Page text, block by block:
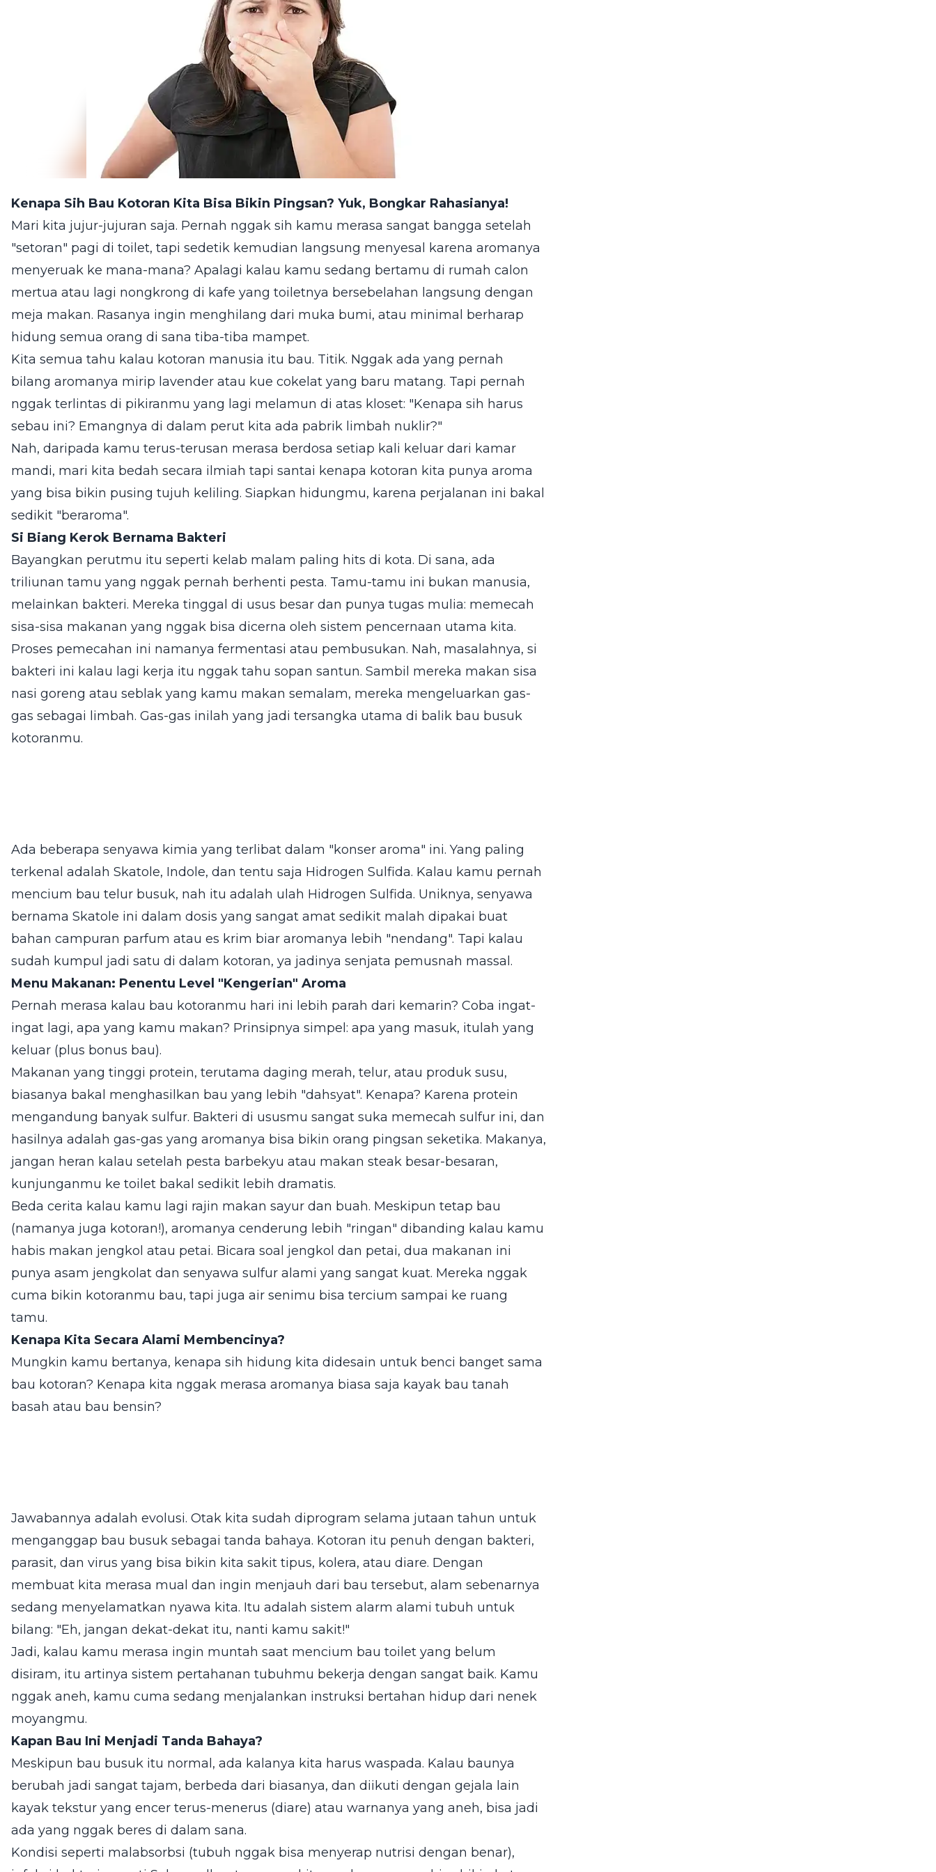
Kenapa Sih Bau Kotoran Kita Bisa Bikin Pingsan? Yuk, Bongkar Rahasianya!
Mari kita jujur-jujuran saja. Pernah nggak sih kamu merasa sangat bangga setelah
"setoran" pagi di toilet, tapi sedetik kemudian langsung menyesal karena aromanya
menyeruak ke mana-mana? Apalagi kalau kamu sedang bertamu di rumah calon
mertua atau lagi nongkrong di kafe yang toiletnya bersebelahan langsung dengan
meja makan. Rasanya ingin menghilang dari muka bumi, atau minimal berharap
hidung semua orang di sana tiba-tiba mampet.
Kita semua tahu kalau kotoran manusia itu bau. Titik. Nggak ada yang pernah
bilang aromanya mirip lavender atau kue cokelat yang baru matang. Tapi pernah
nggak terlintas di pikiranmu yang lagi melamun di atas kloset: "Kenapa sih harus
sebau ini? Emangnya di dalam perut kita ada pabrik limbah nuklir?"
Nah, daripada kamu terus-terusan merasa berdosa setiap kali keluar dari kamar
mandi, mari kita bedah secara ilmiah tapi santai kenapa kotoran kita punya aroma
yang bisa bikin pusing tujuh keliling. Siapkan hidungmu, karena perjalanan ini bakal
sedikit "beraroma".
Si Biang Kerok Bernama Bakteri
Bayangkan perutmu itu seperti kelab malam paling hits di kota. Di sana, ada
triliunan tamu yang nggak pernah berhenti pesta. Tamu-tamu ini bukan manusia,
melainkan bakteri. Mereka tinggal di usus besar dan punya tugas mulia: memecah
sisa-sisa makanan yang nggak bisa dicerna oleh sistem pencernaan utama kita.
Proses pemecahan ini namanya fermentasi atau pembusukan. Nah, masalahnya, si
bakteri ini kalau lagi kerja itu nggak tahu sopan santun. Sambil mereka makan sisa
nasi goreng atau seblak yang kamu makan semalam, mereka mengeluarkan gas-
gas sebagai limbah. Gas-gas inilah yang jadi tersangka utama di balik bau busuk
kotoranmu.
Ada beberapa senyawa kimia yang terlibat dalam "konser aroma" ini. Yang paling
terkenal adalah Skatole, Indole, dan tentu saja Hidrogen Sulfida. Kalau kamu pernah
mencium bau telur busuk, nah itu adalah ulah Hidrogen Sulfida. Uniknya, senyawa
bernama Skatole ini dalam dosis yang sangat amat sedikit malah dipakai buat
bahan campuran parfum atau es krim biar aromanya lebih "nendang". Tapi kalau
sudah kumpul jadi satu di dalam kotoran, ya jadinya senjata pemusnah massal.
Menu Makanan: Penentu Level "Kengerian" Aroma
Pernah merasa kalau bau kotoranmu hari ini lebih parah dari kemarin? Coba ingat-
ingat lagi, apa yang kamu makan? Prinsipnya simpel: apa yang masuk, itulah yang
keluar (plus bonus bau).
Makanan yang tinggi protein, terutama daging merah, telur, atau produk susu,
biasanya bakal menghasilkan bau yang lebih "dahsyat". Kenapa? Karena protein
mengandung banyak sulfur. Bakteri di ususmu sangat suka memecah sulfur ini, dan
hasilnya adalah gas-gas yang aromanya bisa bikin orang pingsan seketika. Makanya,
jangan heran kalau setelah pesta barbekyu atau makan steak besar-besaran,
kunjunganmu ke toilet bakal sedikit lebih dramatis.
Beda cerita kalau kamu lagi rajin makan sayur dan buah. Meskipun tetap bau
(namanya juga kotoran!), aromanya cenderung lebih "ringan" dibanding kalau kamu
habis makan jengkol atau petai. Bicara soal jengkol dan petai, dua makanan ini
punya asam jengkolat dan senyawa sulfur alami yang sangat kuat. Mereka nggak
cuma bikin kotoranmu bau, tapi juga air senimu bisa tercium sampai ke ruang
tamu.
Kenapa Kita Secara Alami Membencinya?
Mungkin kamu bertanya, kenapa sih hidung kita didesain untuk benci banget sama
bau kotoran? Kenapa kita nggak merasa aromanya biasa saja kayak bau tanah
basah atau bau bensin?
Jawabannya adalah evolusi. Otak kita sudah diprogram selama jutaan tahun untuk
menganggap bau busuk sebagai tanda bahaya. Kotoran itu penuh dengan bakteri,
parasit, dan virus yang bisa bikin kita sakit tipus, kolera, atau diare. Dengan
membuat kita merasa mual dan ingin menjauh dari bau tersebut, alam sebenarnya
sedang menyelamatkan nyawa kita. Itu adalah sistem alarm alami tubuh untuk
bilang: "Eh, jangan dekat-dekat itu, nanti kamu sakit!"
Jadi, kalau kamu merasa ingin muntah saat mencium bau toilet yang belum
disiram, itu artinya sistem pertahanan tubuhmu bekerja dengan sangat baik. Kamu
nggak aneh, kamu cuma sedang menjalankan instruksi bertahan hidup dari nenek
moyangmu.
Kapan Bau Ini Menjadi Tanda Bahaya?
Meskipun bau busuk itu normal, ada kalanya kita harus waspada. Kalau baunya
berubah jadi sangat tajam, berbeda dari biasanya, dan diikuti dengan gejala lain
kayak tekstur yang encer terus-menerus (diare) atau warnanya yang aneh, bisa jadi
ada yang nggak beres di dalam sana.
Kondisi seperti malabsorbsi (tubuh nggak bisa menyerap nutrisi dengan benar),